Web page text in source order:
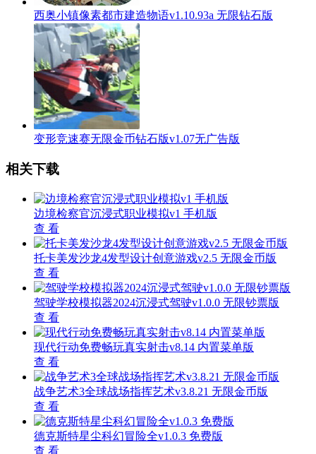
西奥小镇像素都市建造物语v1.10.93a 无限钻石版
变形竞速赛无限金币钻石版v1.07无广告版
相关下载
边境检察官沉浸式职业模拟v1 手机版
查 看
托卡美发沙龙4发型设计创意游戏v2.5 无限金币版
查 看
驾驶学校模拟器2024沉浸式驾驶v1.0.0 无限钞票版
查 看
现代行动免费畅玩真实射击v8.14 内置菜单版
查 看
战争艺术3全球战场指挥艺术v3.8.21 无限金币版
查 看
德克斯特星尘科幻冒险全v1.0.3 免费版
查 看